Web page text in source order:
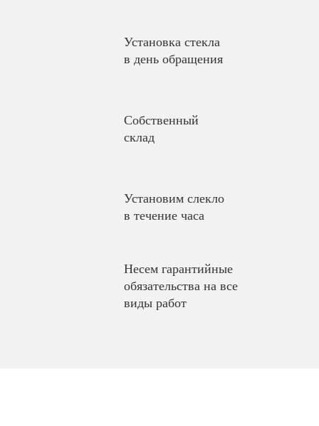
Установка стекла
в день обращения
Собственный
склад
Установим слекло
в течение часа
Несем гарантийные
обязательства на все
виды работ